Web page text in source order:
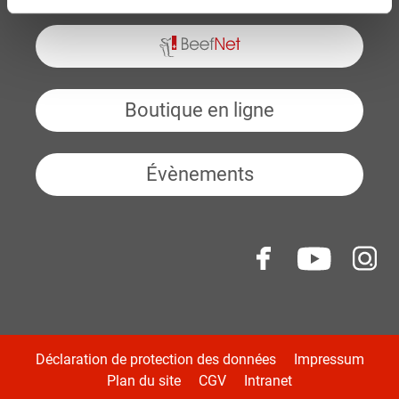
Boutique en ligne
Évènements
Déclaration de protection des données
Impressum
Plan du site
CGV Intranet